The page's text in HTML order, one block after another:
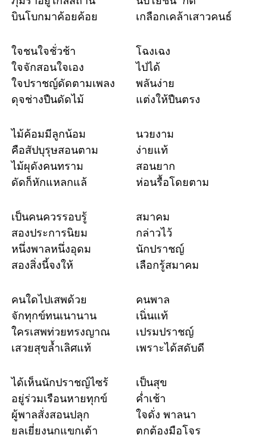
บินโบกมาค้อยค้อย
เกลือกเคล้าเสาวคนธ์
ใจชนใจชั่วช้า
ใจจักสอนใจเอง
ใจปราชญ์ดัดตามเพลง
ดุจช่างปืนดัดไม้
โฉงเฉง
ไป่ได้
พลันง่าย
แต่งให้ปืนตรง
ไม้ค้อมมีลูกน้อม
คือสัปบุรุษสอนตาม
ไม้ผุดังคนทราม
ดัดก็หักแหลกแล้
นวยงาม
ง่ายแท้
สอนยาก
ห่อนรื้อโดยตาม
เป็นคนควรรอบรู้
สองประการนิยม
หนึ่งพาลหนึ่งอุดม
สองสิ่งนี้จงให้
สมาคม
กล่าวไว้
นักปราชญ์
เลือกรู้สมาคม
คนใดไปเสพด้วย
จักทุกข์ทนเนานาน
ใครเสพท่วยทรงญาณ
เสวยสุขล้ำเลิศแท้
คนพาล
เนิ่นแท้
เปรมปราชญ์
เพราะได้สดับดี
ได้เห็นนักปราชญ์ไซร้
อยู่ร่วมเรือนหายทุกข์
ผู้พาลสั่งสอนปลุก
ยลเยี่ยงนกแขกเต้า
เป็นสุข
ค่ำเช้า
ใจดั่ง พาลนา
ตกต้องมือโจร